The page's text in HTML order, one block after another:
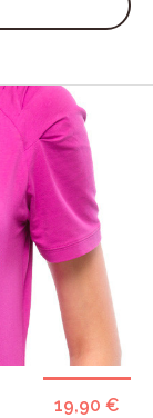
19,90 €